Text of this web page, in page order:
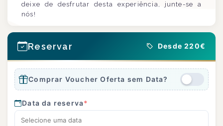
deixe de desfrutar desta experiência, junte-se a
nós!
Reservar Desde 220€
Comprar Voucher Oferta sem Data?
Data da reserva*